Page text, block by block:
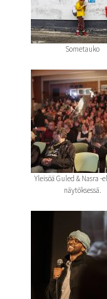
Sometauko
Yleisöä Guled & Nasra -
näytöksessä.